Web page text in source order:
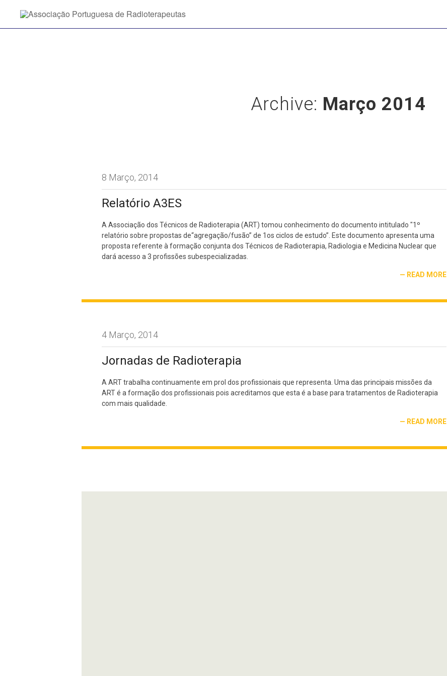
Archive: Março 2014
8 Março, 2014
Relatório A3ES
A Associação dos Técnicos de Radioterapia (ART) tomou conhecimento do documento intitulado "1º
relatório sobre propostas de“agregação/fusão” de 1os ciclos de estudo”. Este documento apresenta uma
proposta referente à formação conjunta dos Técnicos de Radioterapia, Radiologia e Medicina Nuclear que
dará acesso a 3 profissões subespecializadas.
READ MORE
4 Março, 2014
Jornadas de Radioterapia
A ART trabalha continuamente em prol dos profissionais que representa. Uma das principais missões da
ART é a formação dos profissionais pois acreditamos que esta é a base para tratamentos de Radioterapia
com mais qualidade.
READ MORE